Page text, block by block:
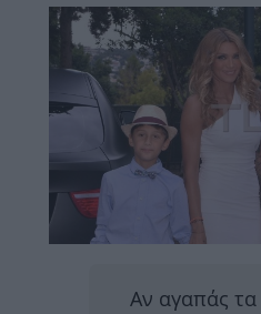
Αν αγαπάς